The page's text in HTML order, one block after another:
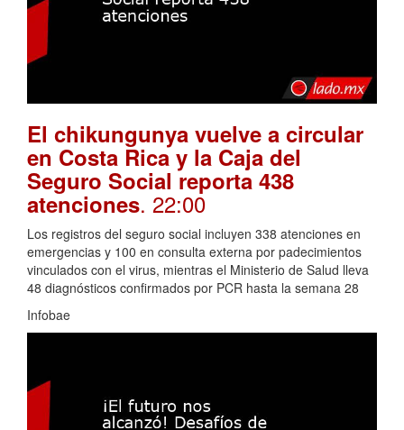
El chikungunya vuelve a circular
en Costa Rica y la Caja del
Seguro Social reporta 438
atenciones. 22:00
Los registros del seguro social incluyen 338 atenciones en
emergencias y 100 en consulta externa por padecimientos
vinculados con el virus, mientras el Ministerio de Salud lleva
48 diagnósticos confirmados por PCR hasta la semana 28
Infobae